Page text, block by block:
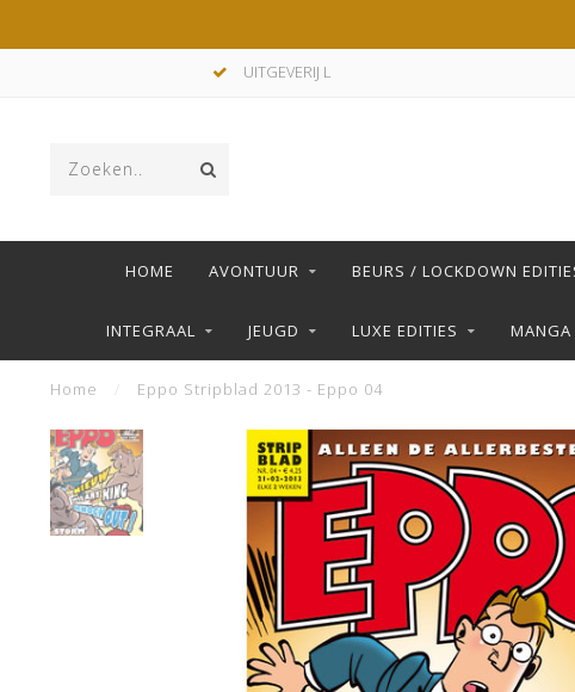
UITGEVERIJ L
HOME AVONTUUR BEURS / LOCKDOWN
INTEGRAAL JEUGD LUXE EDITIES MANGA
Home Eppo Stripblad 2013 - Eppo 04